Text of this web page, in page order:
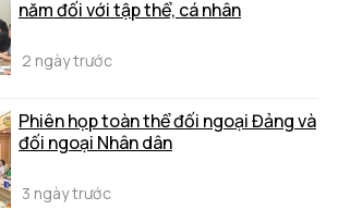
năm đối với tập thể, cá nhân
2 ngày trước
Phiên họp toàn thể đối ngoại Đảng và
đối ngoại Nhân dân
3 ngày trước